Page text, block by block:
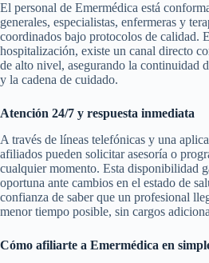
El personal de Emermédica está
generales, especialistas, enfermeras y
coordinados bajo protocolos de calidad.
hospitalización, existe un canal directo
de alto nivel, asegurando la continuidad
y la cadena de cuidado.
Atención 24/7 y respuesta inmediata
A través de líneas telefónicas y una
afiliados pueden solicitar asesoría o
cualquier momento. Esta disponibilidad
oportuna ante cambios en el estado de
confianza de saber que un profesional
menor tiempo posible, sin cargos
Cómo afiliarte a Emermédica en